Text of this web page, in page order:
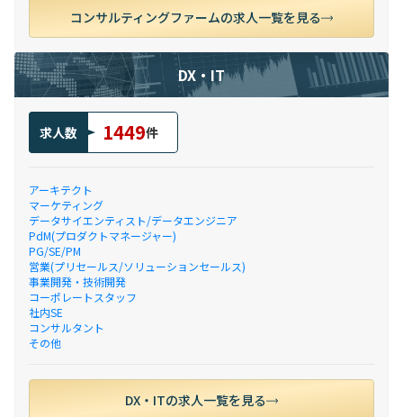
コンサルティングファームの求人一覧を見る
DX・IT
求人数 1449件
アーキテクト
マーケティング
データサイエンティスト/データエンジニア
PdM(プロダクトマネージャー)
PG/SE/PM
営業(プリセールス/ソリューションセールス)
事業開発・技術開発
コーポレートスタッフ
社内SE
コンサルタント
その他
DX・ITの求人一覧を見る